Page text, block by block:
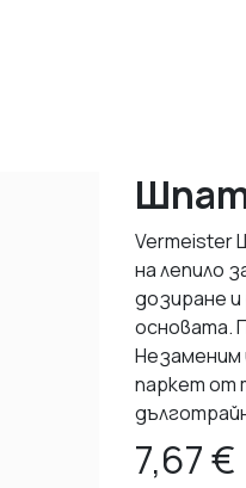
Vermeister
на лепило
дозиране
основата.
Незаменим
паркет от
7,67€